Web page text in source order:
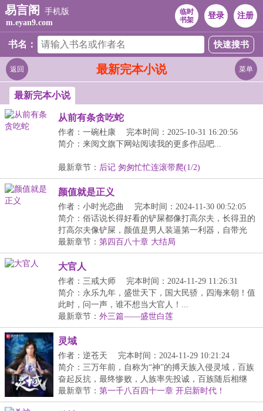
易言阁
手机版
m.eyan9.com
临时
书架
登录 注册
书名：
最新完本小说
返回 菜单
最新完本小说
从前有条贪吃蛇
作者：一碗杜康
完本时间：2025-10-31 16:20:56
简介：来阅文旗下网站阅读我的更多作品吧...
最新章节： 后记 匆匆忙忙连滚带爬(1/2)
颜值就是正义
作者：小时光恋曲
完本时间：2024-11-30 00:52:05
简介：俗话说长得好看的铲屎都像打高尔夫，长得丑的
打高尔夫像铲屎，颜值是男人装逼第一利器，自带光
环，...
最新章节： 第四百八十章 大结局
大官人
作者：三戒大师
完本时间：2024-11-29 11:26:31
简介：永乐九年，盛世天下，国大民骄，四海来朝！值
此时，问一声，谁不想当大官人！...
最新章节： 外三篇——盛世白莲
灵域
作者：逆苍天
完本时间：2024-11-29 10:21:24
简介：三万年前，自称为“神”的搏天族入侵灵域，百族
奋起反抗，最终惨败，人族率先投诚，百族随后相继
臣...
最新章节： 第一千八百四十一章 开启新时代！